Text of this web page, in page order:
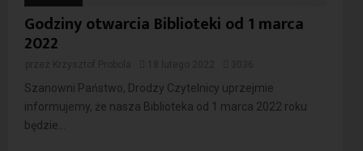
Godziny otwarcia Biblioteki od 1 marca
2022
Szanowni Państwo, Drodzy Czytelnicy uprzejmie
informujemy, że nasza Biblioteka od 1 marca 2022 roku
będzie...